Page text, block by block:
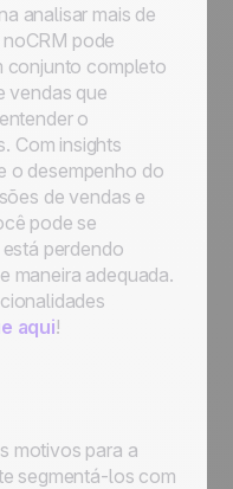
analisar mais de
pode
conjunto completo
vendas que
o
Com insights
o desempenho do
de vendas e
pode se
perdendo
maneira adequada.
aqui!
motivos para a
segmentá-los com